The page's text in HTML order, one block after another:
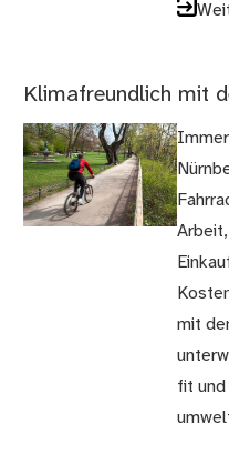
Klimafreundlich mit
mit
fit und